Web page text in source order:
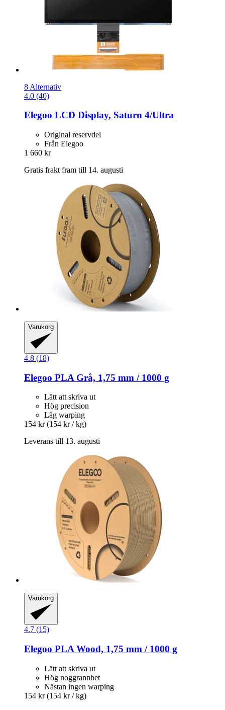
8 Alternativ
4.0 (40)
Elegoo LCD Display, Saturn 4/Ultra
Original reservdel
Från Elegoo
1 660 kr
Gratis frakt fram till 14. augusti
Varukorg
4.8 (18)
Elegoo PLA Grå, 1,75 mm / 1000 g
Lätt att skriva ut
Hög precision
Låg warping
154 kr (154 kr / kg)
Leverans till 13. augusti
Varukorg
4.7 (15)
Elegoo PLA Wood, 1,75 mm / 1000 g
Lätt att skriva ut
Hög noggrannhet
Nästan ingen warping
154 kr (154 kr / kg)